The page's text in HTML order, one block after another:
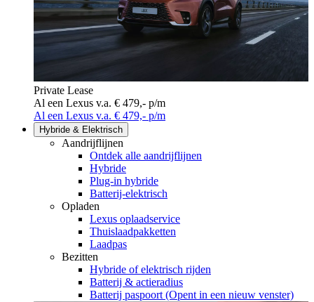
Private Lease
Al een Lexus v.a. € 479,- p/m
Al een Lexus v.a. € 479,- p/m
Hybride & Elektrisch
Aandrijflijnen
Ontdek alle aandrijflijnen
Hybride
Plug-in hybride
Batterij-elektrisch
Opladen
Lexus oplaadservice
Thuislaadpakketten
Laadpas
Bezitten
Hybride of elektrisch rijden
Batterij & actieradius
Batterij paspoort (Opent in een nieuw venster)